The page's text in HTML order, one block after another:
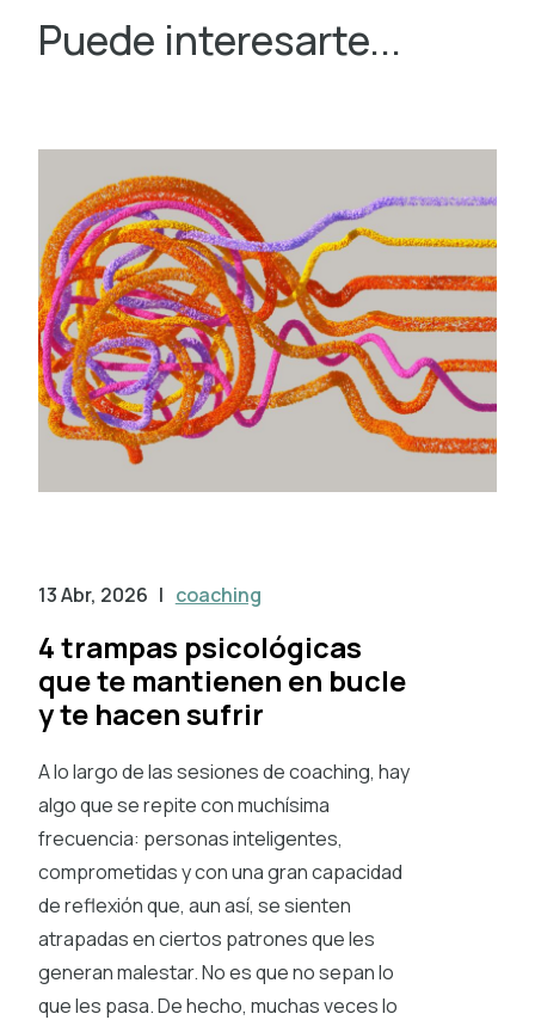
Puede interesarte...
13 Abr, 2026 | coaching
4 trampas psicológicas
que te mantienen en bucle
y te hacen sufrir
A lo largo de las sesiones de coaching, hay
algo que se repite con muchísima
frecuencia: personas inteligentes,
comprometidas y con una gran capacidad
de reflexión que, aun así, se sienten
atrapadas en ciertos patrones que les
generan malestar. No es que no sepan lo
que les pasa. De hecho, muchas veces lo